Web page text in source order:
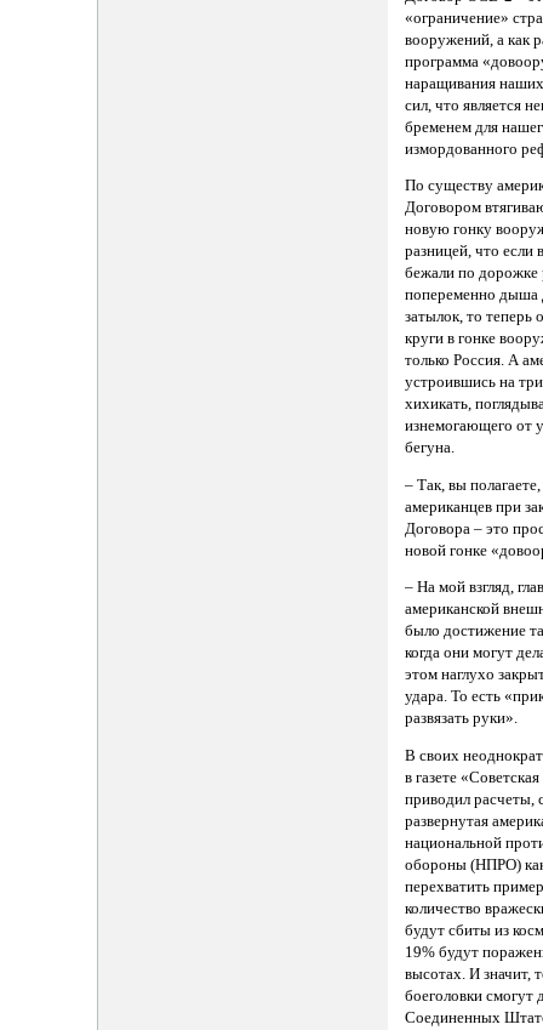
«ограничение»
вооружений, а как
программа
наращивания наших
сил, что является
бременем для
измордованного
По существу
Договором
новую гонку
разницей, что если
бежали по дорожке
попеременно дыша
затылок, то теперь
круги в гонке
только Россия. А
устроившись на
хихикать,
изнемогающего от
бегуна.
– Так, вы
американцев при
Договора – это
новой гонке
– На мой взгляд,
американской
было достижение
когда они могут
этом наглухо
удара. То есть
развязать руки».
В своих
в газете
приводил расчеты,
развернутая
национальной
обороны (НПРО)
перехватить
количество
будут сбиты из
19% будут
высотах. И значит,
боеголовки смогут
Соединенных